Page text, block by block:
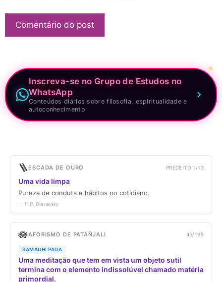
Inscreva-se no Grupo de Estudos no
WhatsApp
Conteúdos diários sobre filosofia, espiritualidade e
autoconhecimento